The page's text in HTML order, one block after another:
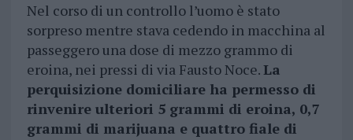
Nel corso di un controllo l’uomo è stato
sorpreso mentre stava cedendo in macchina al
passeggero una dose di mezzo grammo di
eroina, nei pressi di via Fausto Noce.La
perquisizione domiciliare ha permesso di
rinvenire ulteriori 5 grammi di eroina, 0,7
grammi di marijuana e quattro fiale di